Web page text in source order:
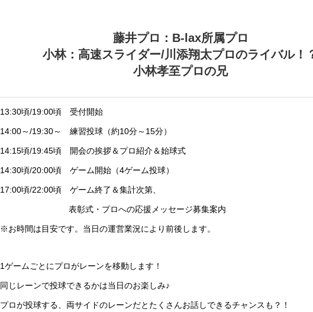
藤井プロ：B-lax所属プロ
小林：高速スライダー/川添翔太プロのライバル！
小林孝至プロの兄
13:30頃/19:00頃 受付開始
14:00～/19:30～ 練習投球（約10分～15分）
14:15頃/19:45頃 開会の挨拶＆プロ紹介＆始球式
14:30頃/20:00頃 ゲーム開始（4ゲーム投球）
17:00頃/22:00頃 ゲーム終了＆集計次第、
表彰式・プロへの応援メッセージ募集案内
※お時間は目安です。当日の運営業況により前後します。
1ゲームごとにプロがレーンを移動します！
同じレーンで投球できるかは当日のお楽しみ♪
プロが投球する、両サイドのレーンだとたくさんお話しできるチャンスも？！